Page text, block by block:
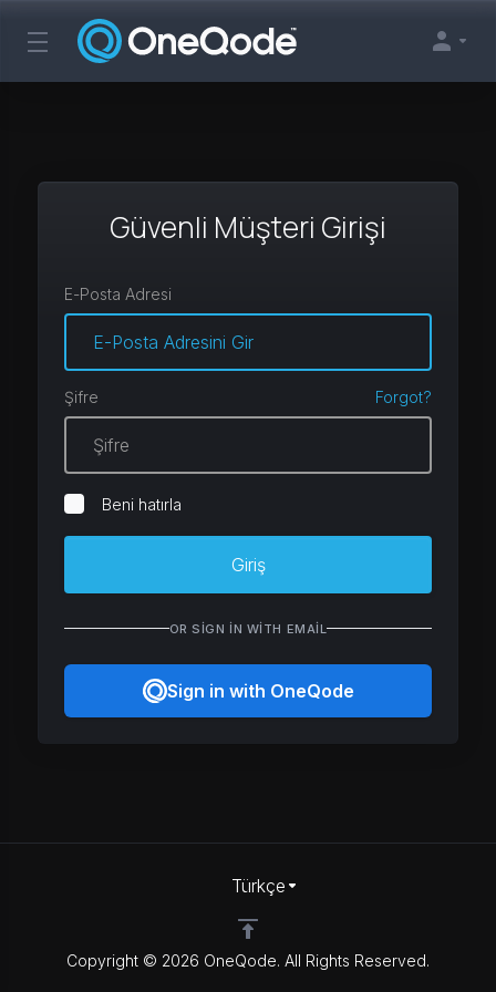
Güvenli Müşteri Girişi
E-Posta Adresi
Şifre Forgot?
Beni hatırla
Giriş
OR SIGN IN WITH EMAIL
Sign in with OneQode
Copyright © 2026 OneQode. All Rights Reserved.
Türkçe